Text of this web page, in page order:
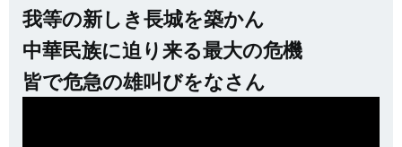
我等の新しき長城を築かん
中華民族に迫り来る最大の危機
皆で危急の雄叫びをなさん